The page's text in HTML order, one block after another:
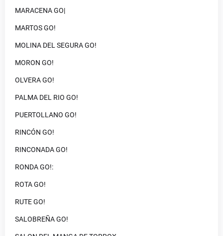
MARACENA GO|
MARTOS GO!
MOLINA DEL SEGURA GO!
MORON GO!
OLVERA GO!
PALMA DEL RIO GO!
PUERTOLLANO GO!
RINCÓN GO!
RINCONADA GO!
RONDA GO!:
ROTA GO!
RUTE GO!
SALOBREÑA GO!